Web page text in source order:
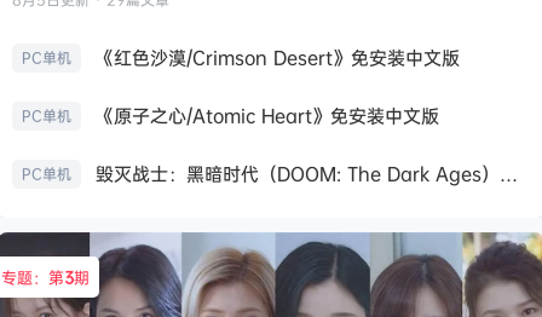
PC单机 《红色沙漠/Crimson Desert》免安装中文版
PC单机 《原子之心/Atomic Heart》免安装中文版
PC单机 毁灭战士：黑暗时代（DOOM: The Dark Ages）免安装中文版
专题：第3期